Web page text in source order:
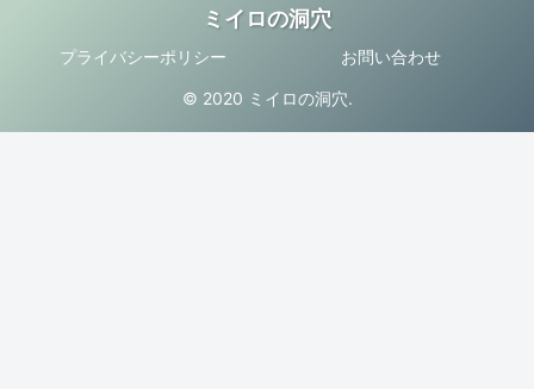
ミイロの洞穴
プライバシーポリシー お問い合わせ
© 2020 ミイロの洞穴.